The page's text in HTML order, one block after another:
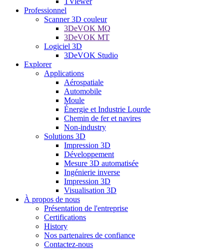
Professionnel
Scanner 3D couleur
3DeVOK MQ
3DeVOK MT
Logiciel 3D
3DeVOK Studio
Explorer
Applications
Aérospatiale
Automobile
Moule
Énergie et Industrie Lourde
Chemin de fer et navires
Non-industry
Solutions 3D
Impression 3D
Développement
Mesure 3D automatisée
Ingénierie inverse
Impression 3D
Visualisation 3D
À propos de nous
Présentation de l'entreprise
Certifications
History
Nos partenaires de confiance
Contactez-nous